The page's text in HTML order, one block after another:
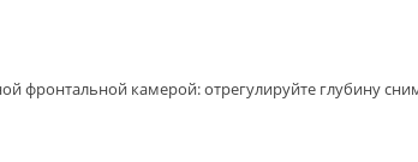
фронтальной камерой: отрегулируйте глубину